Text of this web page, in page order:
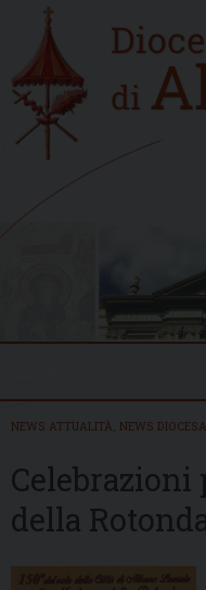
content
Home
new
NEWS ATTUALITÀ NEWS
Celebrazioni
della